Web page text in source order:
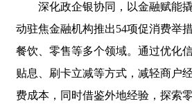
深化政企银协同，以金融赋能撬
动驻焦金融机构推出54项促消费举
餐饮、零售等多个领域。通过优化
贴息、刷卡立减等方式，减轻商户
费成本，同时借鉴外地经验，探索